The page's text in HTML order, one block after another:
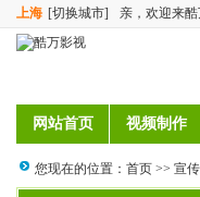
上海 [切换城市] 亲，欢迎来酷
网站首页 视频制作
您现在的位置： 首页 >> 宣传